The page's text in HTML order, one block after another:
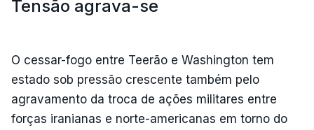
Tensão agrava-se
O cessar-fogo entre Teerão e Washington tem
estado sob pressão crescente também pelo
agravamento da troca de ações militares entre
forças iranianas e norte-americanas em torno do